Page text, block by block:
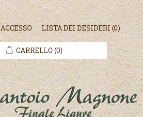
ACCESSO LISTA DEI DESIDERI(0)
CARRELLO (0)